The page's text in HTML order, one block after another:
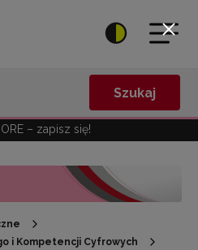
Szukaj
– zapisz się!
i Kompetencji Cyfrowych